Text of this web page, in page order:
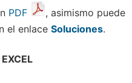
PDF
, asimismo puede
el enlace Soluciones.